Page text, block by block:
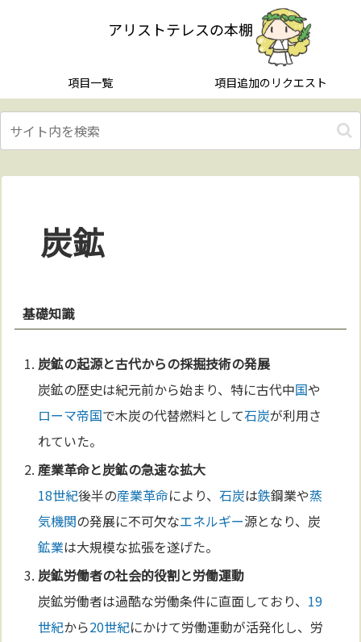
アリストテレスの本棚
項目一覧 項目追加のリクエスト
炭鉱
基礎知識
炭鉱の起源と古代からの採掘技術の発展
炭鉱の歴史は紀元前から始まり、特に古代中国や
ローマ帝国で木炭の代替燃料として石炭が利用さ
れていた。
産業革命と炭鉱の急速な拡大
18世紀後半の産業革命により、石炭は鉄鋼業や蒸
気機関の発展に不可欠なエネルギー源となり、炭
鉱業は大規模な拡張を遂げた。
炭鉱労働者の社会的役割と労働運動
炭鉱労働者は過酷な労働条件に直面しており、 19
世紀から20世紀にかけて労働運動が活発化し、労